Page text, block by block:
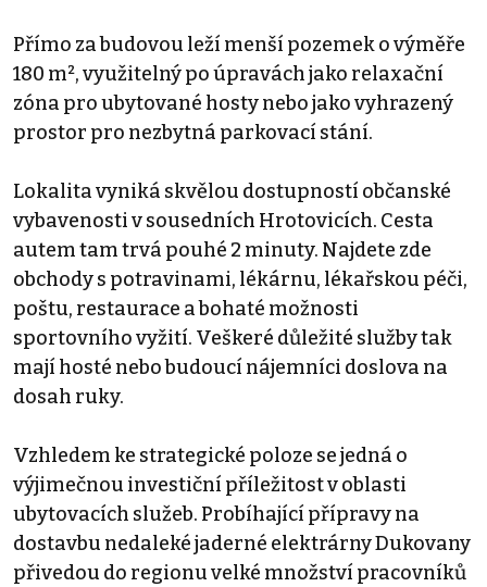
Přímo za budovou leží menší pozemek o výměře
180 m², využitelný po úpravách jako relaxační
zóna pro ubytované hosty nebo jako vyhrazený
prostor pro nezbytná parkovací stání.
Lokalita vyniká skvělou dostupností občanské
vybavenosti v sousedních Hrotovicích. Cesta
autem tam trvá pouhé 2 minuty. Najdete zde
obchody s potravinami, lékárnu, lékařskou péči,
poštu, restaurace a bohaté možnosti
sportovního vyžití. Veškeré důležité služby tak
mají hosté nebo budoucí nájemníci doslova na
dosah ruky.
Vzhledem ke strategické poloze se jedná o
výjimečnou investiční příležitost v oblasti
ubytovacích služeb. Probíhající přípravy na
dostavbu nedaleké jaderné elektrárny Dukovany
přivedou do regionu velké množství pracovníků